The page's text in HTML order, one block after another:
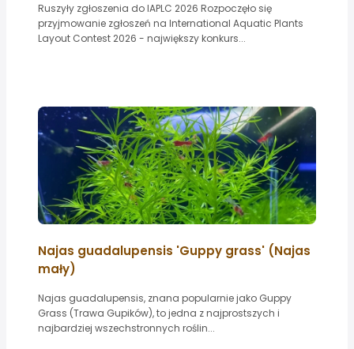
Ruszyły zgłoszenia do IAPLC 2026 Rozpoczęło się
przyjmowanie zgłoszeń na International Aquatic Plants
Layout Contest 2026 - największy konkurs...
Najas guadalupensis 'Guppy grass' (Najas
mały)
Najas guadalupensis, znana popularnie jako Guppy
Grass (Trawa Gupików), to jedna z najprostszych i
najbardziej wszechstronnych roślin...